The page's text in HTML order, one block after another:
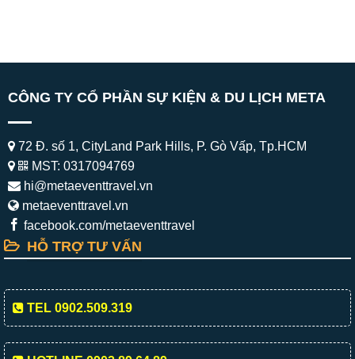
CÔNG TY CỔ PHẦN SỰ KIỆN & DU LỊCH META
72 Đ. số 1, CityLand Park Hills, P. Gò Vấp, Tp.HCM
MST: 0317094769
hi@metaeventtravel.vn
metaeventtravel.vn
facebook.com/metaeventtravel
HỖ TRỢ TƯ VẤN
TEL 0902.509.319